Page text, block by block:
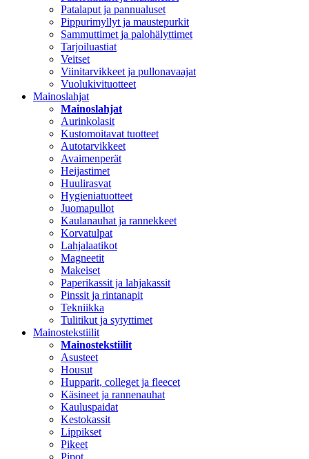
Patalaput ja pannualuset
Pippurimyllyt ja maustepurkit
Sammuttimet ja palohälyttimet
Tarjoiluastiat
Veitset
Viinitarvikkeet ja pullonavaajat
Vuolukivituotteet
Mainoslahjat
Mainoslahjat
Aurinkolasit
Kustomoitavat tuotteet
Autotarvikkeet
Avaimenperät
Heijastimet
Huulirasvat
Hygieniatuotteet
Juomapullot
Kaulanauhat ja rannekkeet
Korvatulpat
Lahjalaatikot
Magneetit
Makeiset
Paperikassit ja lahjakassit
Pinssit ja rintanapit
Tekniikka
Tulitikut ja sytyttimet
Mainostekstiilit
Mainostekstiilit
Asusteet
Housut
Hupparit, colleget ja fleecet
Käsineet ja rannenauhat
Kauluspaidat
Kestokassit
Lippikset
Pikeet
Pipot